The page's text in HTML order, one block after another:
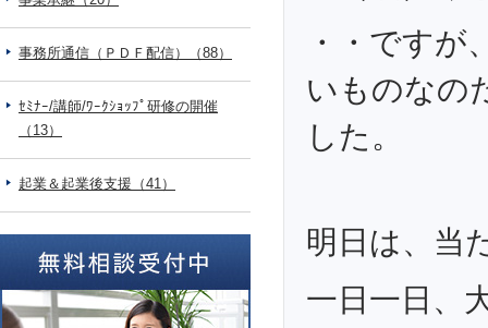
・・ですが
いものなの
した。
明日は、当
一日一日、
事務所通信（ＰＤＦ配信）（88）
ｾﾐﾅｰ/講師/ﾜｰｸｼｮｯﾌﾟ研修の開催
（13）
起業＆起業後支援（41）